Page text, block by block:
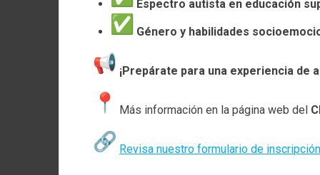
Espectro autista en educación
Género y habilidades
¡Prepárate para una experiencia
Más información en la página web del
Revisa nuestro formulario de inscripción